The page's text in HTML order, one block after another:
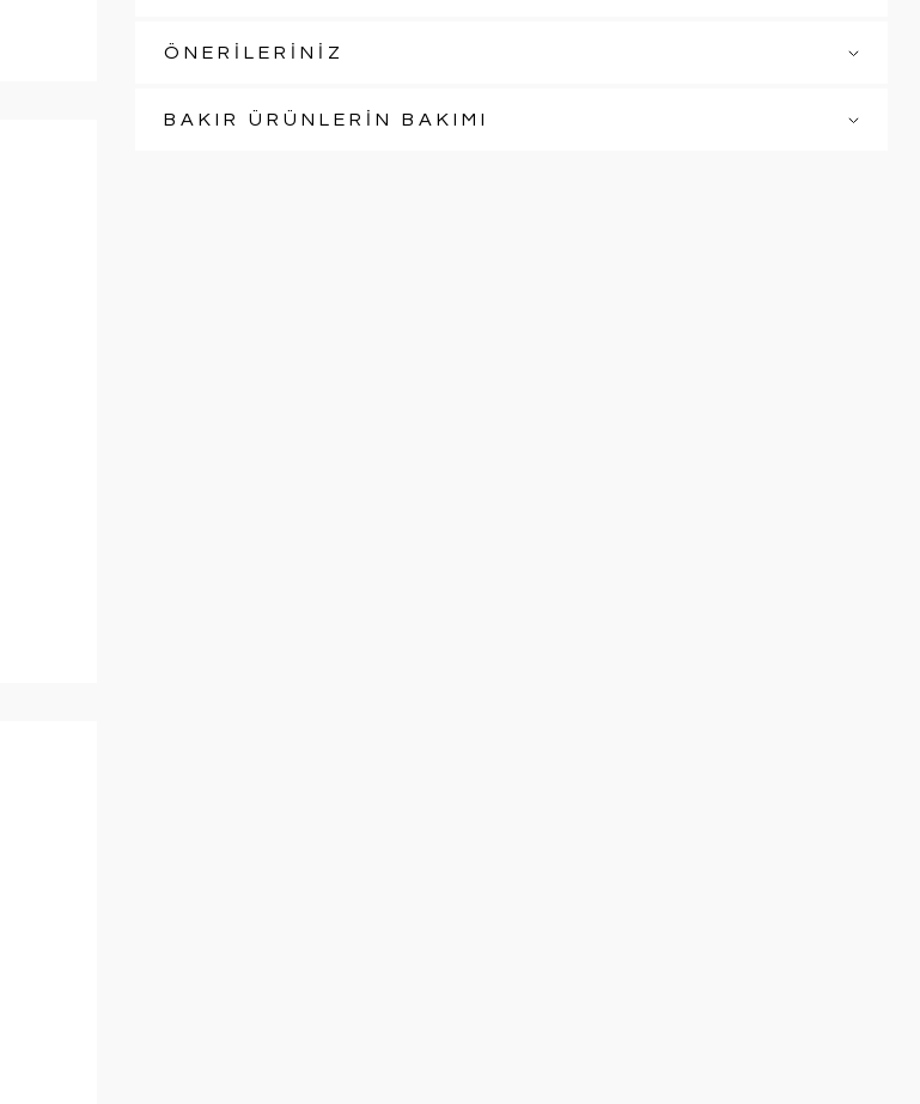
ÖNERİLERİNİZ
BAKIR ÜRÜNLERİN BAKIMI